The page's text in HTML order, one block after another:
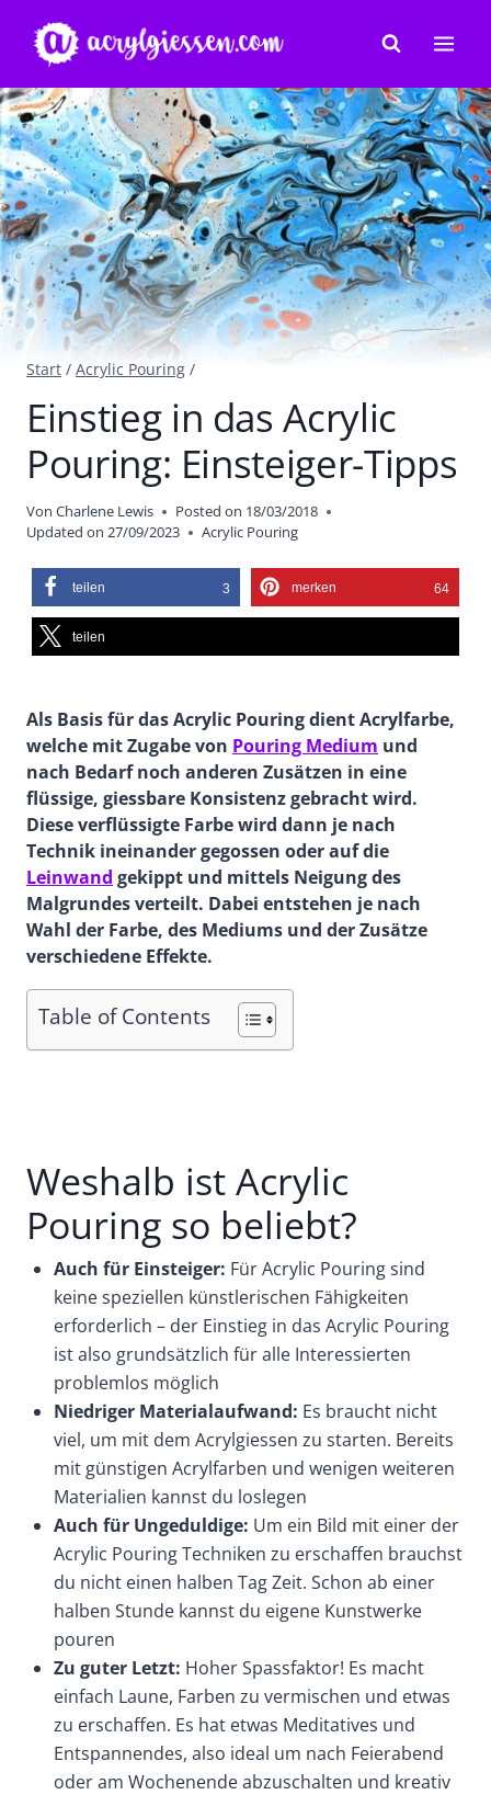
Inhalt
springen
Start / Acrylic Pouring /
Einstieg in das Acrylic
Pouring: Einsteiger-Tipps
Von Charlene Lewis Posted on 18/03/2018
Updated on 27/09/2023 Acrylic Pouring
teilen 3 merken 64
teilen
Als Basis für das Acrylic Pouring dient Acrylfarbe,
welche mit Zugabe von Pouring Medium und
nach Bedarf noch anderen Zusätzen in eine
flüssige, giessbare Konsistenz gebracht wird.
Diese verflüssigte Farbe wird dann je nach
Technik ineinander gegossen oder auf die
Leinwand gekippt und mittels Neigung des
Malgrundes verteilt. Dabei entstehen je nach
Wahl der Farbe, des Mediums und der Zusätze
verschiedene Effekte.
Table of Contents
Weshalb ist Acrylic
Pouring so beliebt?
Auch für Einsteiger: Für Acrylic Pouring sind
keine speziellen künstlerischen Fähigkeiten
erforderlich – der Einstieg in das Acrylic Pouring
ist also grundsätzlich für alle Interessierten
problemlos möglich
Niedriger Materialaufwand: Es braucht nicht
viel, um mit dem Acrylgiessen zu starten. Bereits
mit günstigen Acrylfarben und wenigen weiteren
Materialien kannst du loslegen
Auch für Ungeduldige: Um ein Bild mit einer der
Acrylic Pouring Techniken zu erschaffen brauchst
du nicht einen halben Tag Zeit. Schon ab einer
halben Stunde kannst du eigene Kunstwerke
pouren
Zu guter Letzt: Hoher Spassfaktor! Es macht
einfach Laune, Farben zu vermischen und etwas
zu erschaffen. Es hat etwas Meditatives und
Entspannendes, also ideal um nach Feierabend
oder am Wochenende abzuschalten und kreativ